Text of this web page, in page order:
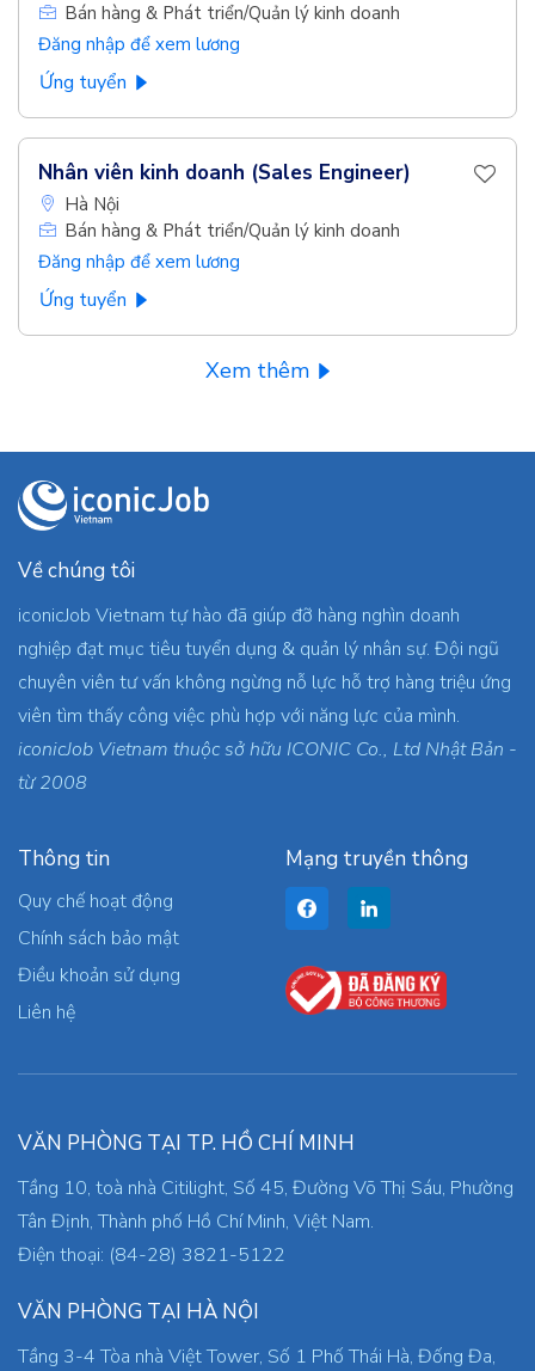
Bán hàng & Phát triển/Quản lý kinh doanh
Đăng nhập để xem lương
Ứng tuyển
Nhân viên kinh doanh (Sales Engineer)
Hà Nội
Bán hàng & Phát triển/Quản lý kinh doanh
Đăng nhập để xem lương
Ứng tuyển
Xem thêm
Về chúng tôi
iconicJob Vietnam tự hào đã giúp đỡ hàng nghìn doanh
nghiệp đạt mục tiêu tuyển dụng & quản lý nhân sự. Đội ngũ
chuyên viên tư vấn không ngừng nỗ lực hỗ trợ hàng triệu ứng
viên tìm thấy công việc phù hợp với năng lực của mình.
iconicJob Vietnam thuộc sở hữu ICONIC Co., Ltd Nhật Bản -
từ 2008
Thông tin
Quy chế hoạt động
Chính sách bảo mật
Điều khoản sử dụng
Liên hệ
Mạng truyền thông
VĂN PHÒNG TẠI TP. HỒ CHÍ MINH
Tầng 10, toà nhà Citilight, Số 45, Đường Võ Thị Sáu, Phường
Tân Định, Thành phố Hồ Chí Minh, Việt Nam.
Điện thoại: (84-28) 3821-5122
VĂN PHÒNG TẠI HÀ NỘI
Tầng 3-4 Tòa nhà Việt Tower, Số 1 Phố Thái Hà, Đống Đa,